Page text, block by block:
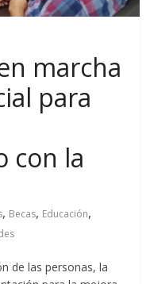
marcha
para
con la
, Becas, Educación,
de las personas, la